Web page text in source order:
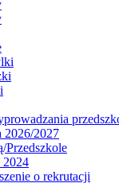
2026/2027
Przedszkole
2024
o rekrutacji